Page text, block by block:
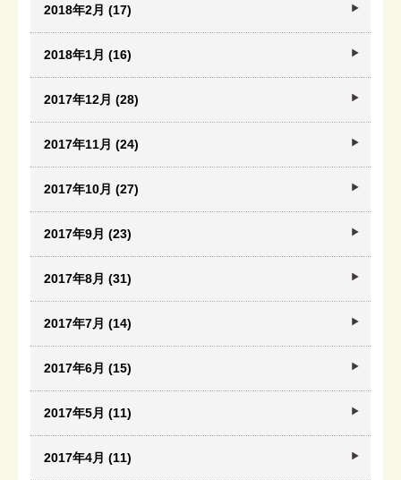
2018年2月 (17)
2018年1月 (16)
2017年12月 (28)
2017年11月 (24)
2017年10月 (27)
2017年9月 (23)
2017年8月 (31)
2017年7月 (14)
2017年6月 (15)
2017年5月 (11)
2017年4月 (11)